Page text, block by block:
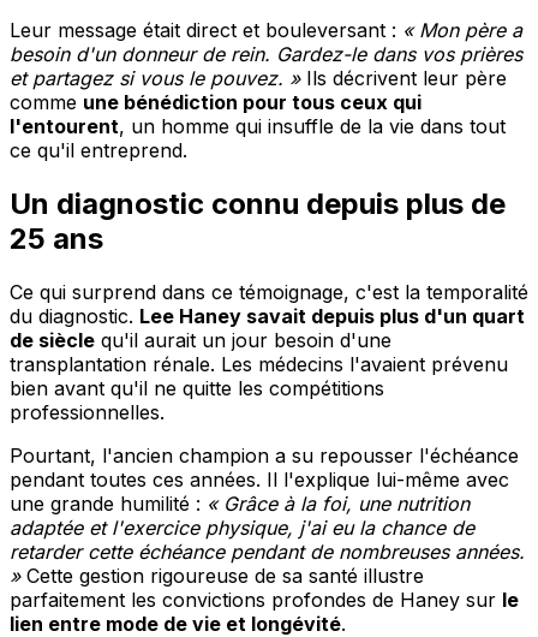
Leur message était direct et bouleversant : « Mon père a
besoin d'un donneur de rein. Gardez-le dans vos prières
et partagez si vous le pouvez. »Ils décrivent leur père
comme une bénédiction pour tous ceux qui
l'entourent, un homme qui insuffle de la vie dans tout
ce qu'il entreprend.
Un diagnostic connu depuis plus de
25 ans
Ce qui surprend dans ce témoignage, c'est la temporalité
du diagnostic. Lee Haney savait depuis plus d'un quart
de siècle qu'il aurait un jour besoin d'une
transplantation rénale. Les médecins l'avaient prévenu
bien avant qu'il ne quitte les compétitions
professionnelles.
Pourtant, l'ancien champion a su repousser l'échéance
pendant toutes ces années. Il l'explique lui-même avec
une grande humilité : « Grâce à la foi, une nutrition
adaptée et l'exercice physique, j'ai eu la chance de
retarder cette échéance pendant de nombreuses années.
»Cette gestion rigoureuse de sa santé illustre
parfaitement les convictions profondes de Haney sur le
lien entre mode de vie et longévité.